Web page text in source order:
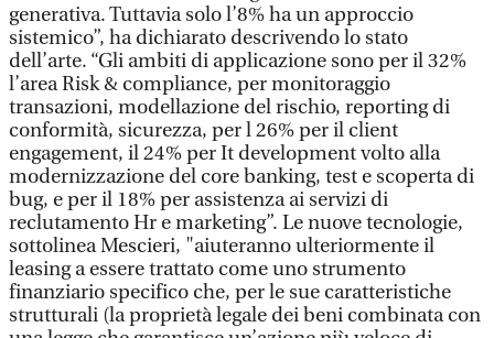
generativa. Tuttavia solo l’8% ha un approccio
sistemico”, ha dichiarato descrivendo lo stato
dell’arte. “Gli ambiti di applicazione sono per il 32%
l’area Risk & compliance, per monitoraggio
transazioni, modellazione del rischio, reporting di
conformità, sicurezza, per l 26% per il client
engagement, il 24% per It development volto alla
modernizzazione del core banking, test e scoperta di
bug, e per il 18% per assistenza ai servizi di
reclutamento Hr e marketing”. Le nuove tecnologie,
sottolinea Mescieri, "aiuteranno ulteriormente il
leasing a essere trattato come uno strumento
finanziario specifico che, per le sue caratteristiche
strutturali (la proprietà legale dei beni combinata con